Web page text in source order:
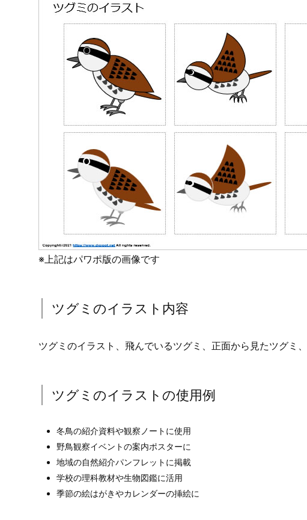
3. PNG透明形式画像版ダウンロード
ツグミのイラスト
データサンプル画像
ツグミのイラスト内容
ツグミのイラスト、飛んでいるツグミ、正面から見たツグミ